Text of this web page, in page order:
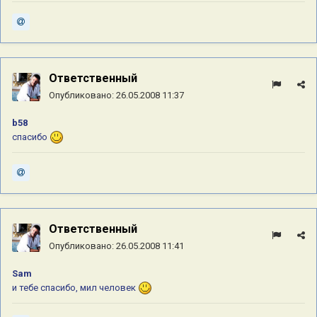
Ответственный
Опубликовано: 26.05.2008 11:37
b58
спасибо
Ответственный
Опубликовано: 26.05.2008 11:41
Sam
и тебе спасибо, мил человек